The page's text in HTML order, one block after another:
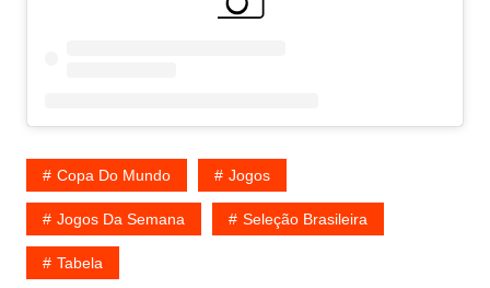
Copa Do Mundo Jogos
Jogos Da Semana Seleção Brasileira
Tabela